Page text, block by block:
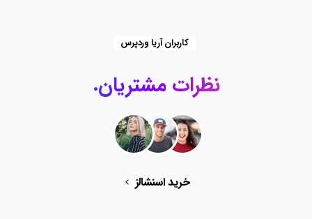
کاربران آریا وردپرس
نظرات مشتریان.
خرید اسنشالز